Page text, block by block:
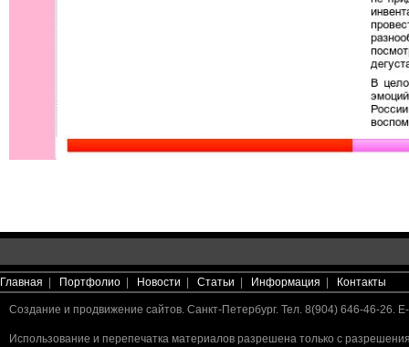
Главная Портфолио Новости Статьи Информация Контакты
Создание и продвижение сайтов. Санкт-Петербург. Тел. 8(904) 646-46-26.
Использование и перепечатка материалов разрешена только с